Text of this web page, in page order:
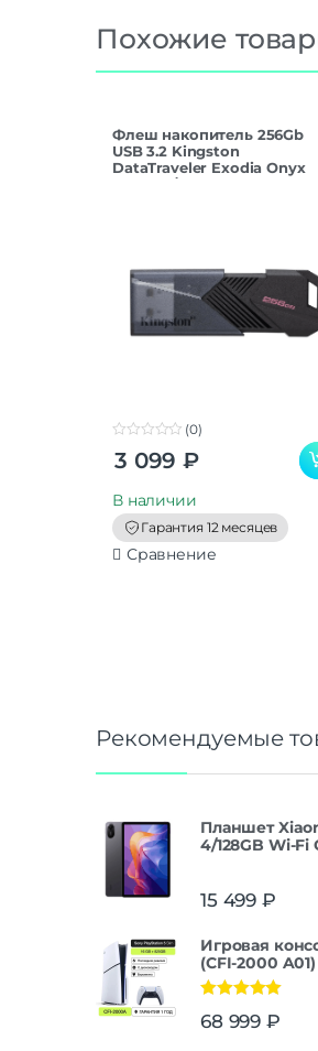
Похожие
Флеш накопитель 256Gb
USB 3.2 Kingston
DataTraveler Exodia Onyx
(DTXON/256GB)
o
o
(0)
3 099 ₽
В наличии
Гарантия 12 месяцев
Сравнение
Рекомендуемые
Планшет
4/128GB Wi-Fi
15 499 ₽
Игровая
(CFI-2000 A01)
из 5
68 999 ₽